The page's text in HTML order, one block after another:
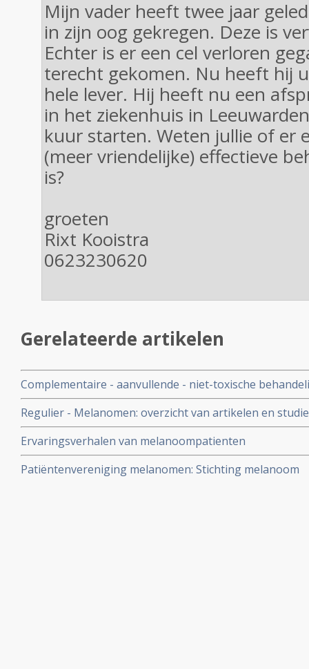
Mijn vader heeft twee jaar
in zijn oog gekregen. Deze is
Echter is er een cel verloren
terecht gekomen. Nu heeft hij
hele lever. Hij heeft nu een
in het ziekenhuis in
kuur starten. Weten jullie of er
(meer vriendelijke) effectieve
is?
groeten
Rixt Kooistra
0623230620
Gerelateerde artikelen
Complementaire - aanvullende - niet-toxische
melanomen: een overzicht
Regulier - Melanomen: overzicht van artikelen en
Ervaringsverhalen van melanoompatienten
Patiëntenvereniging melanomen: Stichting melanoom